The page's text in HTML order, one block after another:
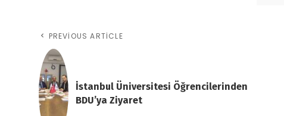
PREVIOUS ARTICLE
İstanbul Üniversitesi Öğrencilerinden
BDU’ya Ziyaret